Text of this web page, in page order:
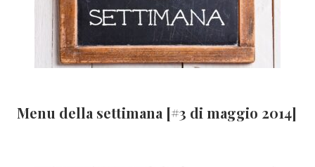
Menu della settimana [#3 di maggio 2014]